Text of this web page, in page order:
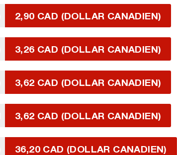
2,90 CAD (DOLLAR CANADIEN)
3,26 CAD (DOLLAR CANADIEN)
3,62 CAD (DOLLAR CANADIEN)
3,62 CAD (DOLLAR CANADIEN)
36,20 CAD (DOLLAR CANADIEN)